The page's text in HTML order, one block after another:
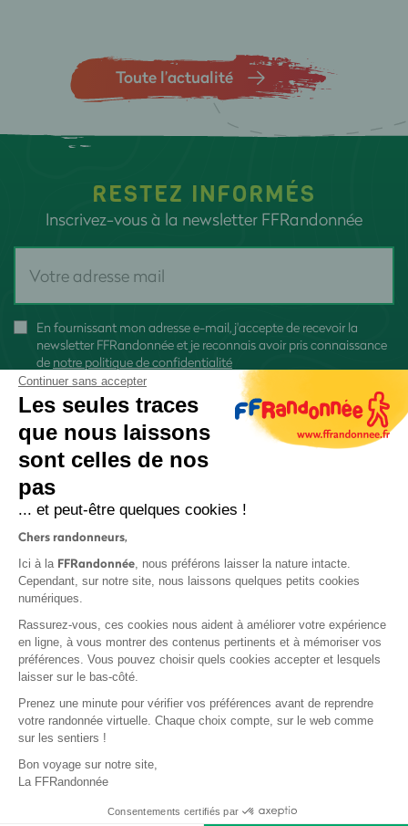
Toute l’actualité
RESTEZ INFORMÉS
Inscrivez-vous à la newsletter FFRandonnée
En fournissant mon adresse e-mail, j'accepte de recevoir la
newsletter FFRandonnée et je reconnais avoir pris connaissance
de notre politique de confidentialité
Protection des données
Politique de confidentialité
Base documentaire
Continuer sans accepter
Les seules traces
que nous laissons
sont celles de nos
pas
... et peut-être quelques cookies !
Chers randonneurs,
Ici à la FFRandonnée, nous préférons laisser la nature intacte.
Cependant, sur notre site, nous laissons quelques petits cookies
numériques.
Rassurez-vous, ces cookies nous aident à améliorer votre expérience
en ligne, à vous montrer des contenus pertinents et à mémoriser vos
préférences. Vous pouvez choisir quels cookies accepter et lesquels
laisser sur le bas-côté.
Prenez une minute pour vérifier vos préférences avant de reprendre
votre randonnée virtuelle. Chaque choix compte, sur le web comme
sur les sentiers !
Bon voyage sur notre site,
La FFRandonnée
Consentements certifiés par